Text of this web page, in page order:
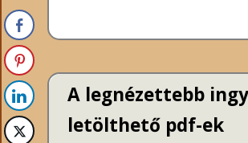
A legnézettebb
letölthető pdf-ek